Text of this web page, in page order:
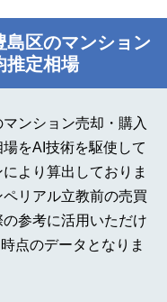
島区のマンション
推定相場
ンション売却・購入
をAI技術を駆使して
より算出しておりま
リアル立教前の売買
参考に活用いただけ
点のデータとなりま